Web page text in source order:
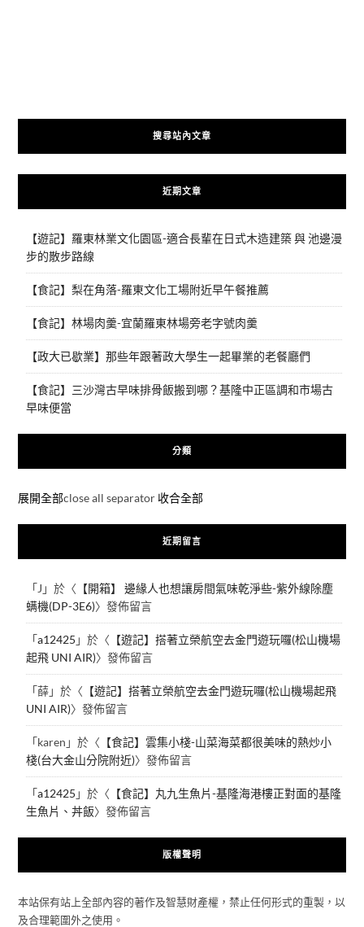
搜尋站內文章
近期文章
【遊記】羅東林業文化園區-適合長輩在日式木造建築 與 池邊漫
步的散步路線
【食記】梨在角落-羅東文化工場附近早午餐推薦
【食記】林場肉羹-宜蘭羅東林場旁老字號肉羹
【政大已歇業】那些年跟著政大學生一起畢業的老餐廳們
【食記】三沙灣古早味排骨飯搬到哪？基隆中正區調和市場古
早味便當
分類
展開全部close all separator 收合全部
近期留言
「J 」於〈 【開箱】 邊緣人也想讓房間氣味乾淨些-紫外線除塵
螨機(DP-3E6)〉發佈留言
「a12425 」於〈 【遊記】搭著立榮航空去金門遊玩囉(松山機場
起飛 UNI AIR)〉發佈留言
「薛」於〈 【遊記】搭著立榮航空去金門遊玩囉(松山機場起飛
UNI AIR)〉發佈留言
「karen 」於〈 【食記】雲集小棧-山菜海菜都很美味的熱炒小
棧(台大金山分院附近)〉發佈留言
「a12425 」於〈 【食記】丸九生魚片-基隆海港樓正對面的基隆
生魚片、丼飯〉發佈留言
版權聲明
本站保有站上全部內容的著作及智慧財產權，禁止任何形式的重製，以
及合理範圍外之使用。